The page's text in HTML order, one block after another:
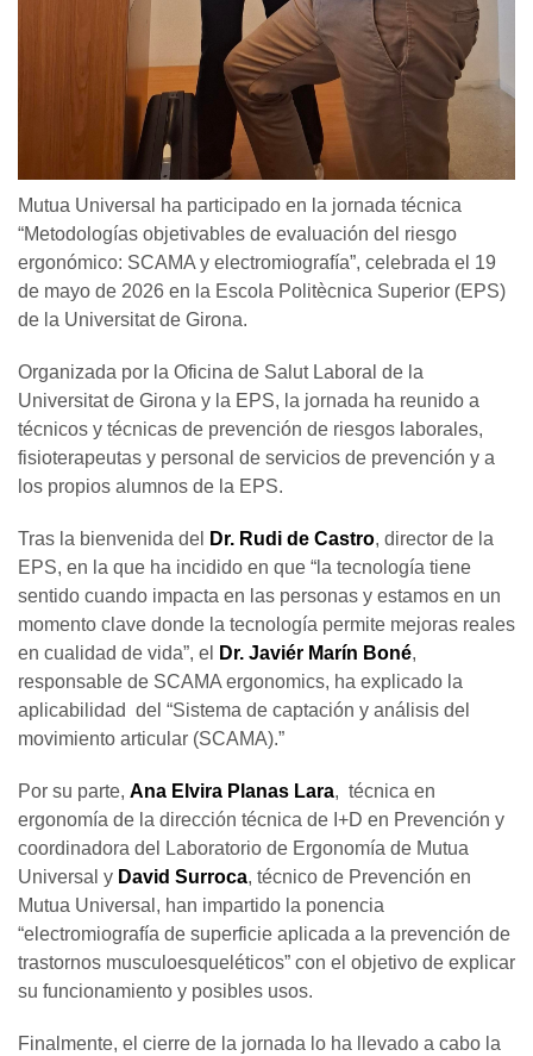
Mutua Universal ha participado en la jornada técnica
“Metodologías objetivables de evaluación del riesgo
ergonómico: SCAMA y electromiografía”, celebrada el 19
de mayo de 2026 en la Escola Politècnica Superior (EPS)
de la Universitat de Girona.
Organizada por la Oficina de Salut Laboral de la
Universitat de Girona y la EPS, la jornada ha reunido a
técnicos y técnicas de prevención de riesgos laborales,
fisioterapeutas y personal de servicios de prevención y a
los propios alumnos de la EPS.
Tras la bienvenida del Dr. Rudi de Castro, director de la
EPS, en la que ha incidido en que “la tecnología tiene
sentido cuando impacta en las personas y estamos en un
momento clave donde la tecnología permite mejoras reales
en cualidad de vida”, el
Dr. Javiér Marín Boné,
responsable de SCAMA ergonomics, ha explicado la
aplicabilidad del “Sistema de captación y análisis del
movimiento articular (SCAMA).”
Por su parte, Ana Elvira Planas Lara, técnica en
ergonomía de la dirección técnica de I+D en Prevención y
coordinadora del Laboratorio de Ergonomía de Mutua
Universal y David Surroca, técnico de Prevención en
Mutua Universal, han impartido la ponencia
“electromiografía de superficie aplicada a la prevención de
trastornos musculoesqueléticos” con el objetivo de explicar
su funcionamiento y posibles usos.
Finalmente, el cierre de la jornada lo ha llevado a cabo la